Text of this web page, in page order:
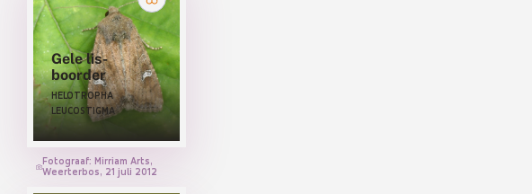
Gele lis-
boorder
HELOTROPHA
LEUCOSTIGMA
Fotograaf: Mirriam Arts,
Weerterbos, 21 juli 2012